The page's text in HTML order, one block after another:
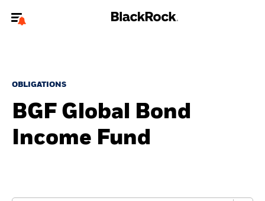
jourvotre type d'utilisateur
Nous connaître
OBLIGATIONS
BGF Global Bond
Income Fund